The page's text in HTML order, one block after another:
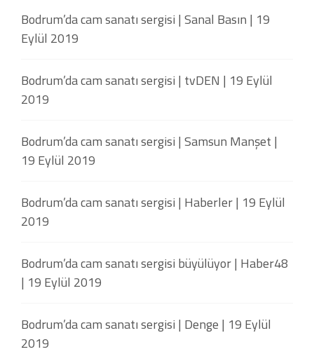
Bodrum’da cam sanatı sergisi | Sanal Basın | 19
Eylül 2019
Bodrum’da cam sanatı sergisi | tvDEN | 19 Eylül
2019
Bodrum’da cam sanatı sergisi | Samsun Manşet |
19 Eylül 2019
Bodrum’da cam sanatı sergisi | Haberler | 19 Eylül
2019
Bodrum’da cam sanatı sergisi büyülüyor | Haber48
| 19 Eylül 2019
Bodrum’da cam sanatı sergisi | Denge | 19 Eylül
2019